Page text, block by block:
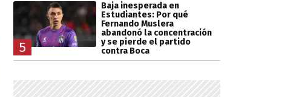
5
Baja inesperada en
Estudiantes: Por qué
Fernando Muslera
abandonó la concentración
y se pierde el partido
contra Boca